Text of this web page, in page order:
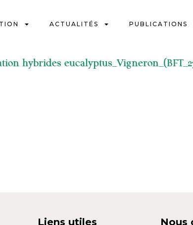
ACTUALITÉS PUBLICATIONS
hybrides
Liens utiles Nous